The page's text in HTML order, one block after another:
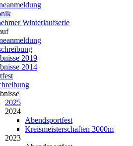
Winterlaufserie
2019
2014
2025
2024
Abendsportfest
Kreismeisterschaften 3000m
2023